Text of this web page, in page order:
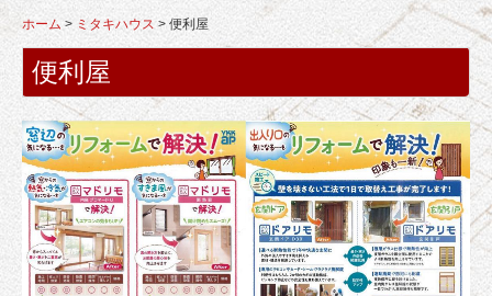
ミニブログ
本物の職人
ミタキハウス
なないろのちいさいおうち
次世代の家造り規格型住宅プラン
注文住宅 施工例
ホーム ミタキハウス 便利屋
便利屋